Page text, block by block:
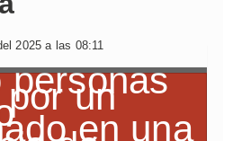
2025 a las 08:11